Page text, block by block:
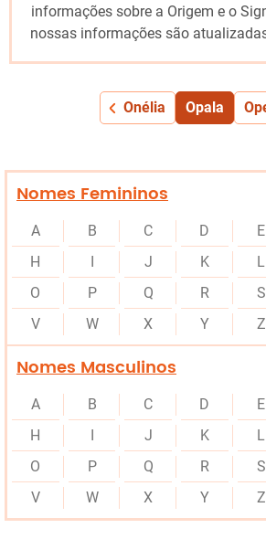
informações sobre a Origem e o
nossas informações são
Onélia Opala
Nomes Femininos
A B C D E
H
J K L
O
P Q R S
V
W X Y Z
Nomes Masculinos
A B C D E
H
J K L
O
P Q R S
V
W X Y Z